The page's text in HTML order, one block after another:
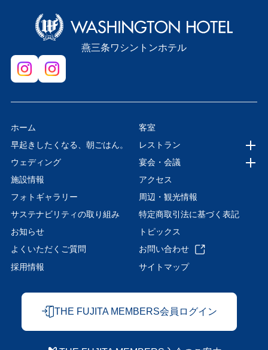
燕三条ワシントンホテル
ホーム
客室
早起きしたくなる、朝ごはん。
レストラン
ウェディング
宴会・会議
施設情報
アクセス
フォトギャラリー
周辺・観光情報
サステナビリティの取り組み
特定商取引法に基づく表記
お知らせ
トピックス
よくいただくご質問
お問い合わせ
採用情報
サイトマップ
THE FUJITA MEMBERS会員ログイン